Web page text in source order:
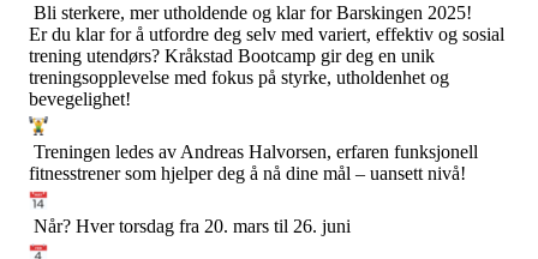
Bli sterkere, mer utholdende og klar for Barskingen 2025!
Er du klar for å utfordre deg selv med variert, effektiv og sosial
trening utendørs? Kråkstad Bootcamp gir deg en unik
treningsopplevelse med fokus på styrke, utholdenhet og
bevegelighet!
Treningen ledes av Andreas Halvorsen, erfaren funksjonell
fitnesstrener som hjelper deg å nå dine mål – uansett nivå!
Når? Hver torsdag fra 20. mars til 26. juni